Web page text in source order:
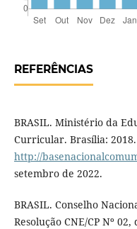
REFERÊNCIAS
BRASIL. Ministério da
Curricular. Brasília:
http://
setembro de 2022.
BRASIL. Conselho
Resolução CNE/CP Nº